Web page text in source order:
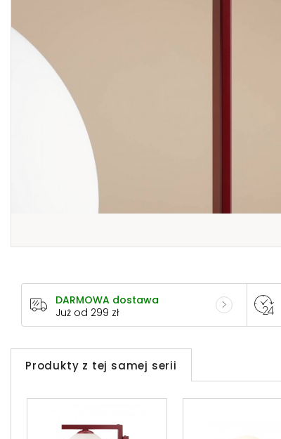
DARMOWA dostawa
Już od 299 zł
Produkty z tej samej serii